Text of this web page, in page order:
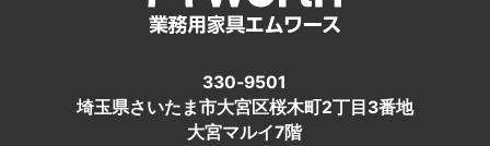
330-9501
埼玉県さいたま市大宮区桜木町2丁目3番地
大宮マルイ7階